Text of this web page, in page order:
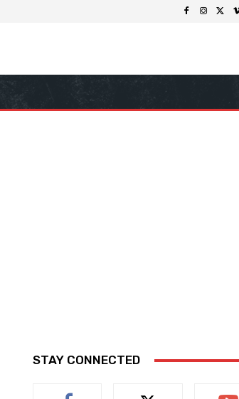
STAY CONNECTED